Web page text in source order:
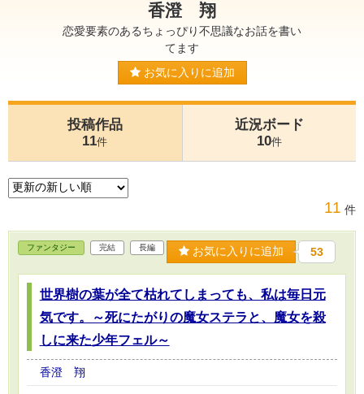
香澄 翔
恋愛要素のあるちょっぴり不思議なお話を書い
てます
お気に入りに追加
投稿作品
11件
近況ボード
10件
11 件
ファンタジー 完結 長編 お気に入りに追加 53
世界樹の葉が全て枯れてしまっても、私は毎日元
気です。～死にたがりの魔女ステラと、魔女を殺
しに来た少年フェル～
香澄 翔